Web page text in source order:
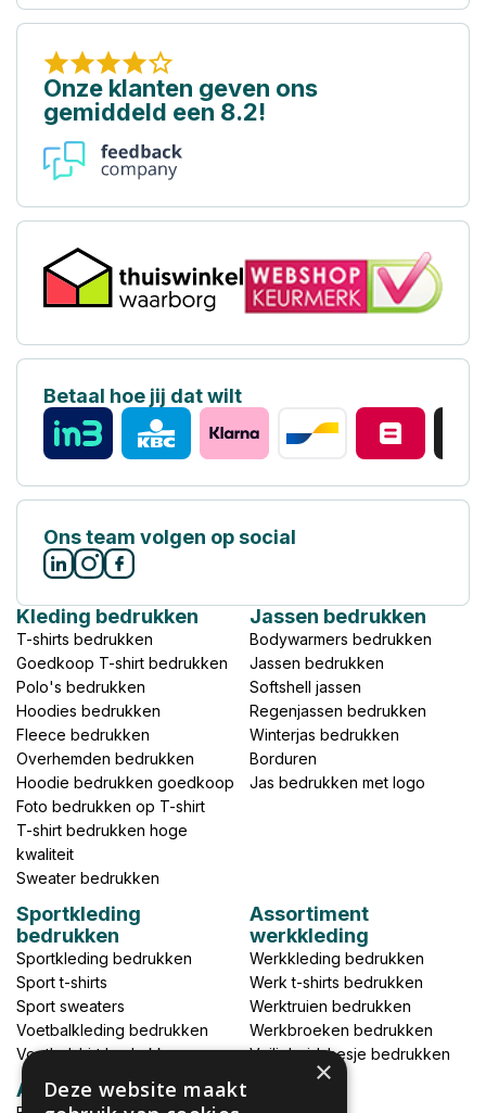
Onze klanten geven ons
gemiddeld een 8.2!
Betaal hoe jij dat wilt
Ons team volgen op social
Kleding bedrukken
T-shirts bedrukken
Goedkoop T-shirt bedrukken
Polo's bedrukken
Hoodies bedrukken
Fleece bedrukken
Overhemden bedrukken
Hoodie bedrukken goedkoop
Foto bedrukken op T-shirt
T-shirt bedrukken hoge
kwaliteit
Sweater bedrukken
Jassen bedrukken
Bodywarmers bedrukken
Jassen bedrukken
Softshell jassen
Regenjassen bedrukken
Winterjas bedrukken
Borduren
Jas bedrukken met logo
Sportkleding
bedrukken
Sportkleding bedrukken
Sport t-shirts
Sport sweaters
Voetbalkleding bedrukken
Voetbalshirt bedrukken
Assortiment
werkkleding
Werkkleding bedrukken
Werk t-shirts bedrukken
Werktruien bedrukken
Werkbroeken bedrukken
Veiligheidshesje bedrukken
Accessoires
×
Deze website maakt